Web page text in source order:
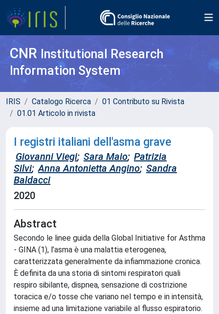
CNR Institutional Research
Information System
IRIS Catalogo Ricerca
01 Contributo su Rivista
01.01 Articolo in rivista
I registri italiani dell'asma grave
Giovanni Viegi; Sara Maio; Patrizia
Silvi; Anna Antonietta Angino; Sandra
Baldacci
2020
Abstract
Secondo le linee guida della Global Initiative for Asthma
- GINA (1), l’asma è una malattia eterogenea,
caratterizzata generalmente da infiammazione cronica.
È definita da una storia di sintomi respiratori quali
respiro sibilante, dispnea, sensazione di costrizione
toracica e/o tosse che variano nel tempo e in intensità,
insieme ad una limitazione variabile al flusso espiratorio.